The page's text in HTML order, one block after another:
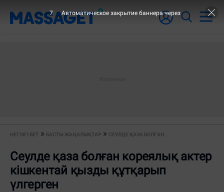
НЕГІЗГІ БЕТ БАСТЫ ЖАҢАЛЫҚТАР СЕУЛДЕ ҚАЗА БОЛҒАН...
Сеулде қаза болған кореялық актер
кішкентай қызды құтқарып
үлгерген
7 Автоматическое закрытие баннера через